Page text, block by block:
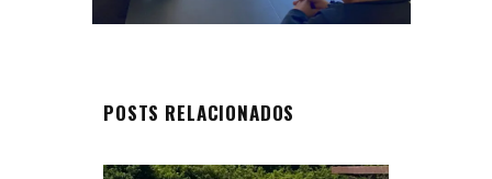
POSTS RELACIONADOS